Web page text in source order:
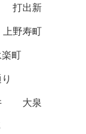
打出新
上野寿町
町
大泉